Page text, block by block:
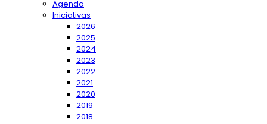
Agenda
Iniciativas
2026
2025
2024
2023
2022
2021
2020
2019
2018